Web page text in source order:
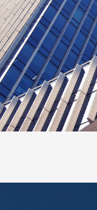
牟平区净水诺百纳
行业首创，RO膜集成后置活
一体集成水路板及水路板自动
压密闭制氢溶于纯水氢含量显
功能，守护饮水